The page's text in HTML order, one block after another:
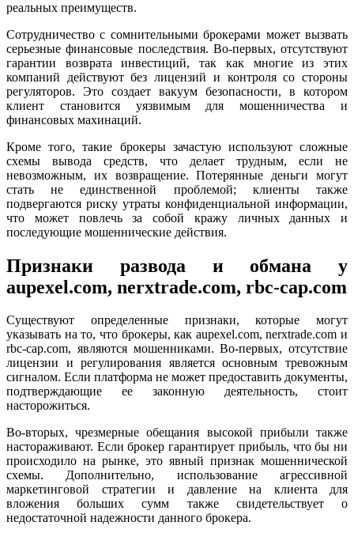
реальных преимуществ.
Сотрудничество с сомнительными брокерами может вызвать
серьезные финансовые последствия. Во-первых, отсутствуют
гарантии возврата инвестиций, так как многие из этих
компаний действуют без лицензий и контроля со стороны
регуляторов. Это создает вакуум безопасности, в котором
клиент становится уязвимым для мошенничества и
финансовых махинаций.
Кроме того, такие брокеры зачастую используют сложные
схемы вывода средств, что делает трудным, если не
невозможным, их возвращение. Потерянные деньги могут
стать не единственной проблемой; клиенты также
подвергаются риску утраты конфиденциальной информации,
что может повлечь за собой кражу личных данных и
последующие мошеннические действия.
Признаки развода и обмана у
aupexel.com, nerxtrade.com, rbc-cap.com
Существуют определенные признаки, которые могут
указывать на то, что брокеры, как aupexel.com, nerxtrade.com и
rbc-cap.com, являются мошенниками. Во-первых, отсутствие
лицензии и регулирования является основным тревожным
сигналом. Если платформа не может предоставить документы,
подтверждающие ее законную деятельность, стоит
насторожиться.
Во-вторых, чрезмерные обещания высокой прибыли также
настораживают. Если брокер гарантирует прибыль, что бы ни
происходило на рынке, это явный признак мошеннической
схемы. Дополнительно, использование агрессивной
маркетинговой стратегии и давление на клиента для
вложения больших сумм также свидетельствует о
недостаточной надежности данного брокера.